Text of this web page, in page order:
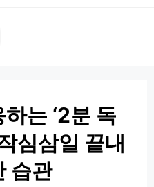
는 ‘2분 독
심삼일 끝내
습관